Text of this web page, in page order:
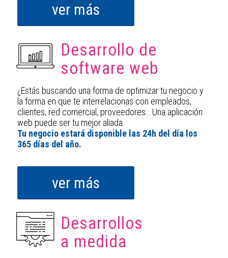
ver más
Desarrollo de
software web
¿Estás buscando una forma de optimizar tu negocio y
la forma en que te interrelacionas con empleados,
clientes, red comercial, proveedores… Una aplicación
web puede ser tu mejor aliada.
Tu negocio estará disponible las 24h del día los
365 días del año.
ver más
Desarrollos
a medida